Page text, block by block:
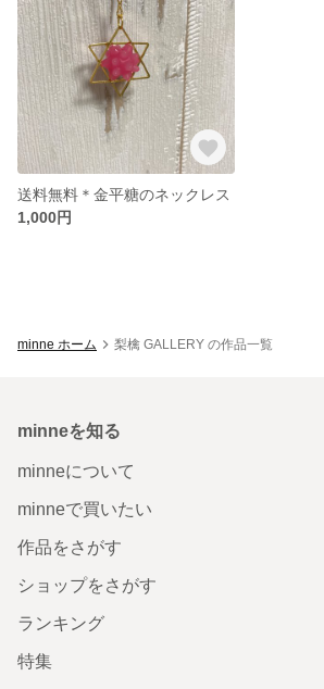
送料無料＊金平糖のネックレス
1,000円
minne ホーム 梨檎 GALLERY の作品一覧
minneを知る
minneについて
minneで買いたい
作品をさがす
ショップをさがす
ランキング
特集